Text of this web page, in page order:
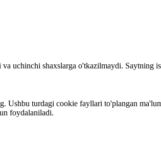
uchinchi shaxslarga o'tkazilmaydi. Saytning
Ushbu turdagi cookie fayllari to'plangan
foydalaniladi.